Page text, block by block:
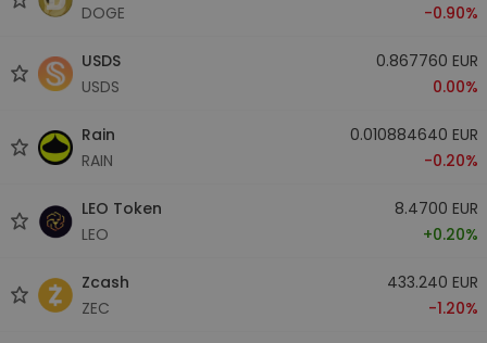
DOGE
-0.90%
USDS
USDS
0.867760 EUR
0.00%
Rain
RAIN
0.010884640 EUR
-0.20%
LEO Token
LEO
8.4700 EUR
+0.20%
Zcash
ZEC
433.240 EUR
-1.20%